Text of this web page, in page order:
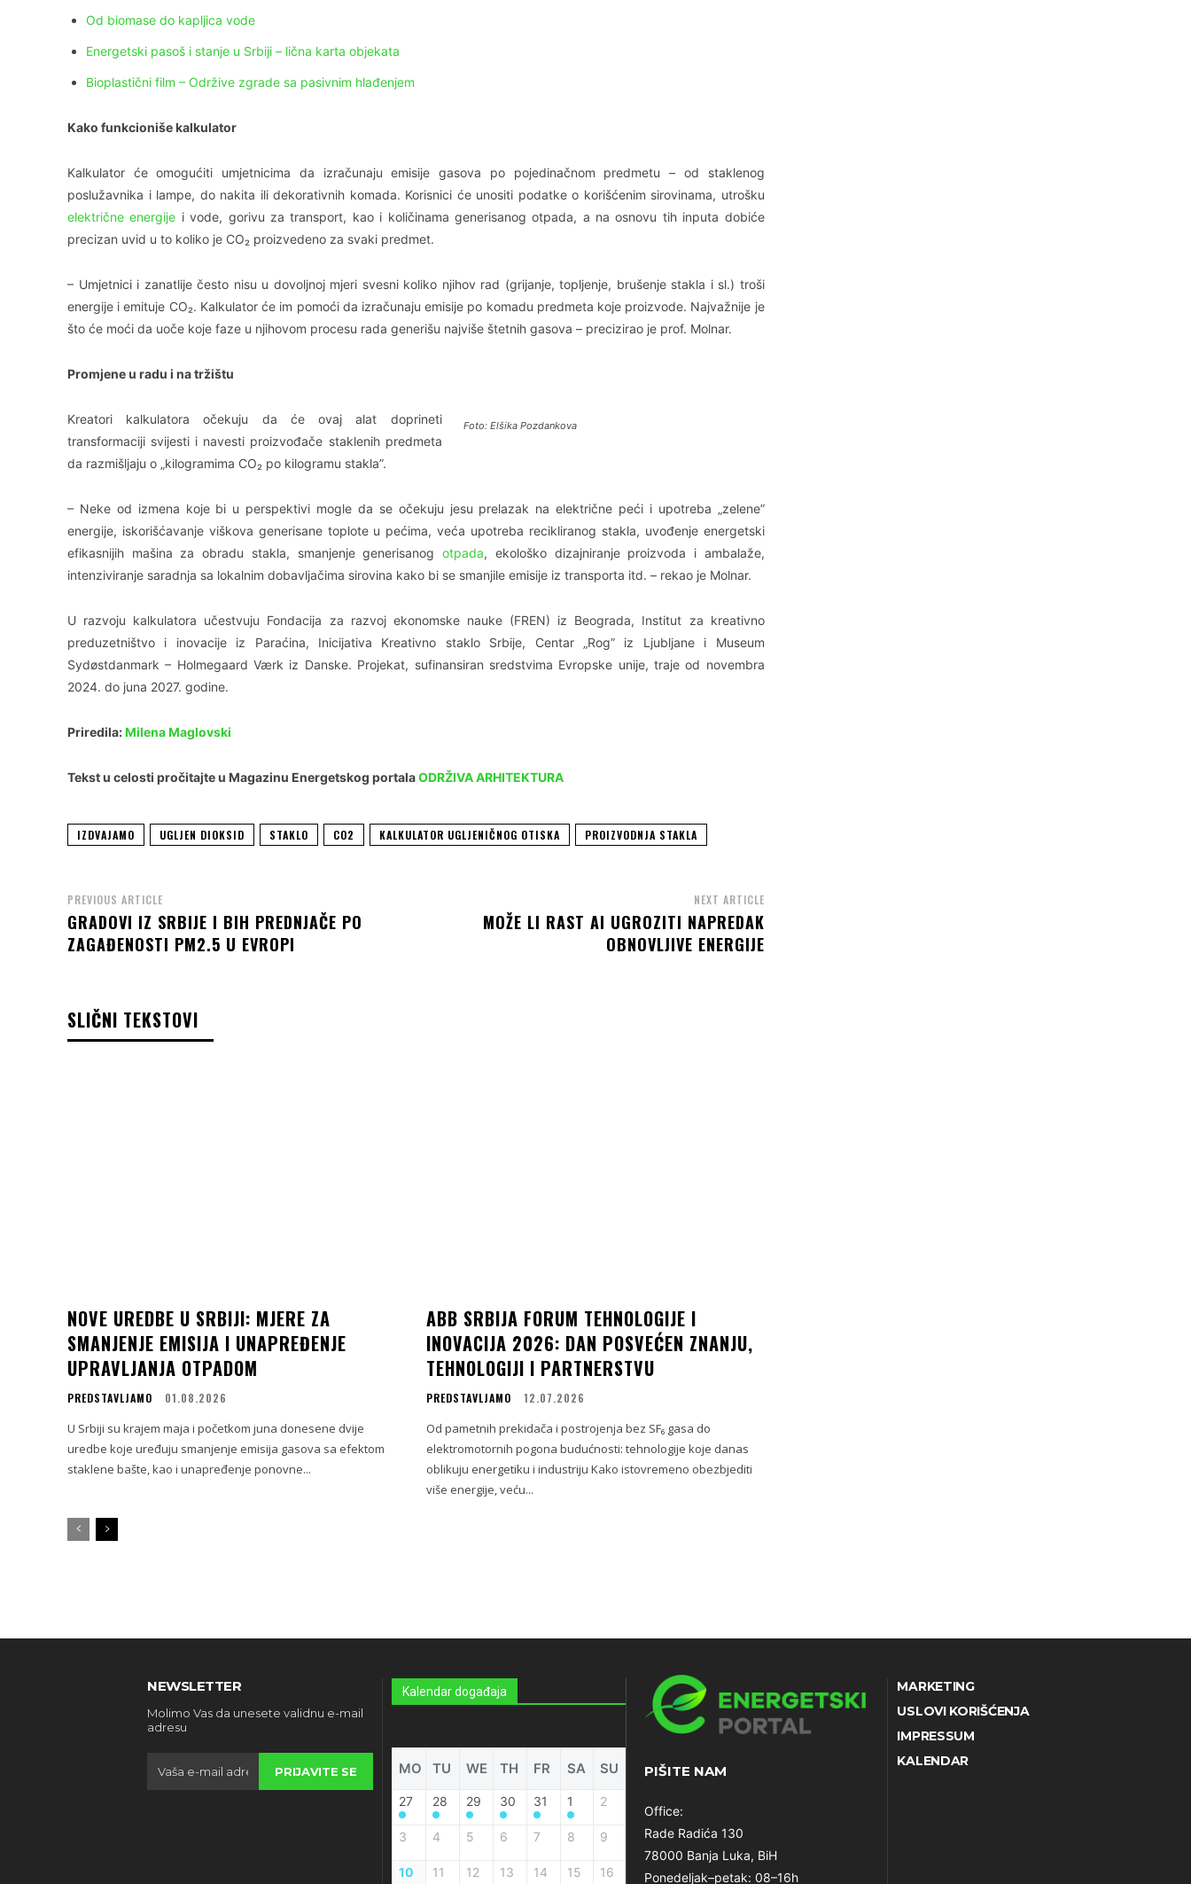
Od biomase do kapljica vode
Energetski pasoš i stanje u Srbiji – lična karta objekata
Bioplastični film – Održive zgrade sa pasivnim hlađenjem
Kako funkcioniše kalkulator
Kalkulator će omogućiti umjetnicima da izračunaju emisije gasova po pojedinačnom predmetu – od staklenog
poslužavnika i lampe, do nakita ili dekorativnih komada. Korisnici će unositi podatke o korišćenim sirovinama, utrošku
električne energije i vode, gorivu za transport, kao i količinama generisanog otpada, a na osnovu tih inputa dobiće
precizan uvid u to koliko je CO₂ proizvedeno za svaki predmet.
– Umjetnici i zanatlije često nisu u dovoljnoj mjeri svesni koliko njihov rad (grijanje, topljenje, brušenje stakla i sl.) troši
energije i emituje CO₂. Kalkulator će im pomoći da izračunaju emisije po komadu predmeta koje proizvode. Najvažnije je
što će moći da uoče koje faze u njihovom procesu rada generišu najviše štetnih gasova – precizirao je prof. Molnar.
Promjene u radu i na tržištu
Foto: Elšika Pozdankova
Kreatori kalkulatora očekuju da će ovaj alat doprineti
transformaciji svijesti i navesti proizvođače staklenih predmeta
da razmišljaju o „kilogramima CO₂ po kilogramu stakla”.
– Neke od izmena koje bi u perspektivi mogle da se očekuju jesu prelazak na električne peći i upotreba „zelene”
energije, iskorišćavanje viškova generisane toplote u pećima, veća upotreba recikliranog stakla, uvođenje energetski
efikasnijih mašina za obradu stakla, smanjenje generisanogotpada, ekološko dizajniranje proizvoda i ambalaže,
intenziviranje saradnja sa lokalnim dobavljačima sirovina kako bi se smanjile emisije iz transporta itd. – rekao je Molnar.
U razvoju kalkulatora učestvuju Fondacija za razvoj ekonomske nauke (FREN) iz Beograda, Institut za kreativno
preduzetništvo i inovacije iz Paraćina, Inicijativa Kreativno staklo Srbije, Centar „Rog” iz Ljubljane i Museum
Sydøstdanmark – Holmegaard Værk iz Danske. Projekat, sufinansiran sredstvima Evropske unije, traje od novembra
2024. do juna 2027. godine.
Priredila:Milena Maglovski
Tekst u celosti pročitajte u Magazinu Energetskog portalaODRŽIVA ARHITEKTURA
IZDVAJAMO UGLJEN DIOKSID STAKLO CO2 KALKULATOR UGLJENIČNOG OTISKA PROIZVODNJA STAKLA
PREVIOUS ARTICLE
GRADOVI IZ SRBIJE I BIH PREDNJAČE PO
ZAGAĐENOSTI PM2.5 U EVROPI
NEXT ARTICLE
MOŽE LI RAST AI UGROZITI NAPREDAK
OBNOVLJIVE ENERGIJE
SLIČNI TEKSTOVI
NOVE UREDBE U SRBIJI: MJERE ZA
SMANJENJE EMISIJA I UNAPREĐENJE
UPRAVLJANJA OTPADOM
PREDSTAVLJAMO 01.08.2026
U Srbiji su krajem maja i početkom juna donesene dvije
uredbe koje uređuju smanjenje emisija gasova sa efektom
staklene bašte, kao i unapređenje ponovne...
ABB SRBIJA FORUM TEHNOLOGIJE I
INOVACIJA 2026: DAN POSVEĆEN ZNANJU,
TEHNOLOGIJI I PARTNERSTVU
PREDSTAVLJAMO 12.07.2026
Od pametnih prekidača i postrojenja bez SF₆ gasa do
elektromotornih pogona budućnosti: tehnologije koje danas
oblikuju energetiku i industriju Kako istovremeno obezbjediti
više energije, veću...
NEWSLETTER
Molimo Vas da unesete validnu e-mail
adresu
PRIJAVITE SE
Kalendar događaja
MO TU WE TH FR SA SU
27 28 29 30 31 1 2
3 4 5 6 7 8 9
10 11 12 13 14 15 16
PIŠITE NAM
Office:
Rade Radića 130
78000 Banja Luka, BiH
Ponedeljak–petak: 08–16h
MARKETING
USLOVI KORIŠĆENJA
IMPRESSUM
KALENDAR